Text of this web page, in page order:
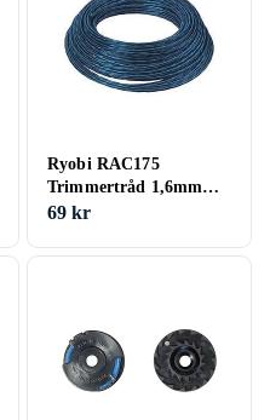
Ryobi RAC175
Trimmertråd 1,6mm
15m
69 kr